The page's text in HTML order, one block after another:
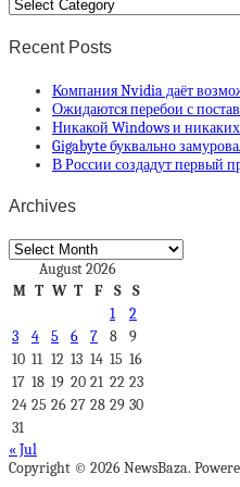
Recent Posts
Компания Nvidia даёт
Ожидаются перебои с
Никакой Windows и
Gigabyte буквально
В России создадут первый
Archives
Archives
August 2026
M T W T F S
S
1
2
3
4 5 6 7 8
9
10 11 12 13 14 15 16
17 18 19 20 21 22 23
24 25 26 27 28 29 30
31
« Jul
Copyright © 2026 NewsBaza.